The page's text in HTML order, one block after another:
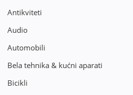
Antikviteti
Audio
Automobili
Bela tehnika & kućni aparati
Bicikli